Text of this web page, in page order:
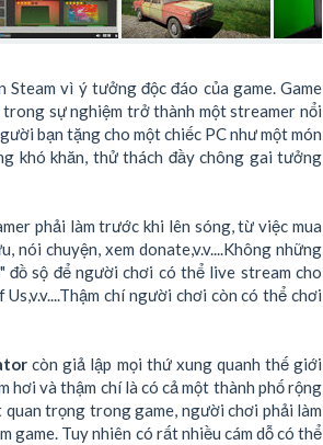
vì ý tưởng độc đáo của game. Game
sự nghiệm trở thành một streamer nổi
bạn tặng cho một chiếc PC như một món
khó khăn, thử thách đầy chông gai tưởng
phải làm trước khi lên sóng, từ việc mua
chuyện, xem donate,v.v....Không những
đồ sộ để người chơi có thể live stream cho
chí người chơi còn có thể chơi
còn giả lập mọi thứ xung quanh thế giới
hơi và thậm chí là có cả một thành phố rộng
trọng trong game, người chơi phải làm
game. Tuy nhiên có rất nhiều cám dỗ có thể